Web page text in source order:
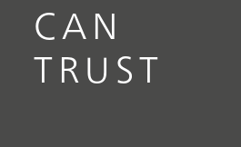
CAN
TRUST